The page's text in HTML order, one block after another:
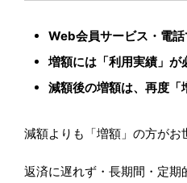
Web会員サービス・電
増額には「利用実績」が
減額後の増額は、再度「
減額よりも「増額」の方がお
返済に遅れず・長期間・定期